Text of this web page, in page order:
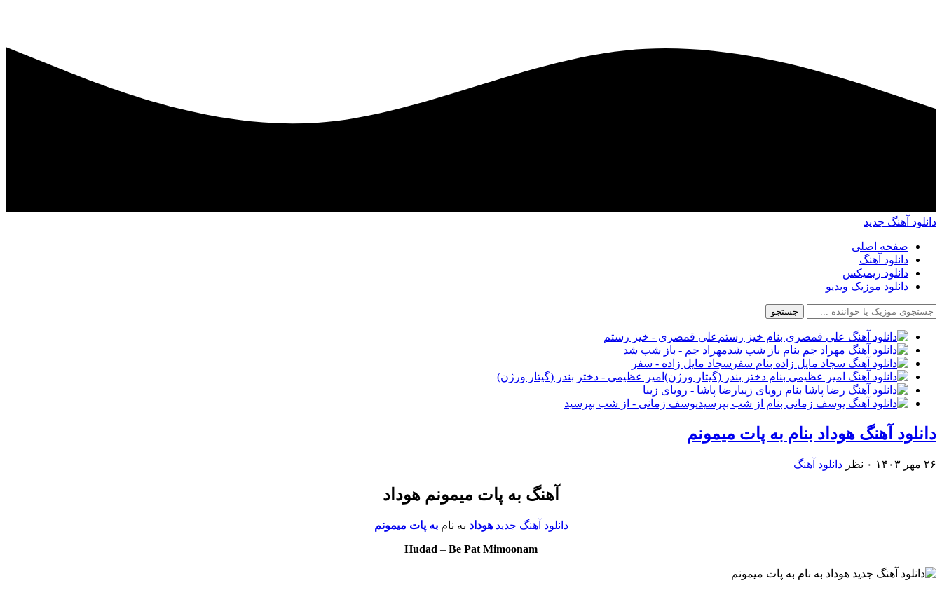
دانلود آهنگ جدید
صفحه اصلی
دانلود آهنگ
دانلود ریمیکس
دانلود موزیک ویدیو
جستجو
علی قمصری - خیز رستم
مهراد جم - باز شب شد
سجاد مایل زاده - سفر
امیر عظیمی - دختر بندر (گیتار ورژن)
رضا پاشا - رویای زیبا
یوسف زمانی - از شب بپرسید
دانلود آهنگ هوداد بنام به پات میمونم
۲۶ مهر ۱۴۰۳ ۰ نظر دانلود آهنگ
آهنگ به پات میمونم هوداد
دانلود آهنگ جدید هوداد به نامبه پات میمونم
Hudad – Be Pat Mimoonam